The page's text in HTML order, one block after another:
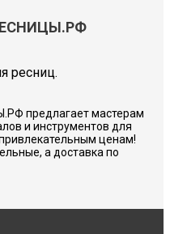
ресниц.
предлагает мастерам
и инструментов для
ценам!
а доставка по